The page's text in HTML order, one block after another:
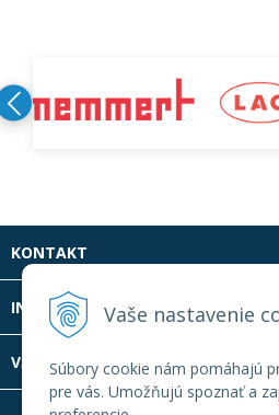
Vaše nastavenie
Súbory cookie nám pomáhajú
pre vás. Umožňujú spoznať a
KONTAKT
INFOLINKA
VŠETKO O NÁKUPE